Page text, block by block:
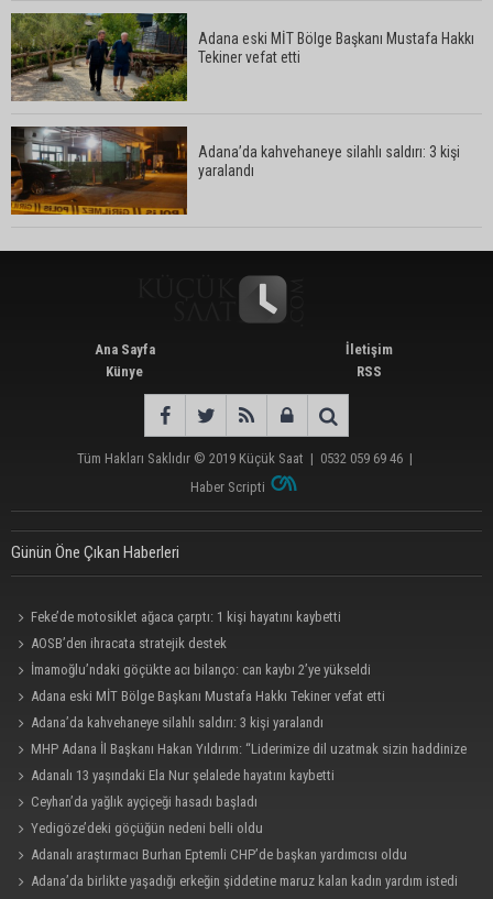
Adana’da kahvehaneye silahlı saldırı: 3 kişi
yaralandı
Çukurova Üniversitesi’nde Ar-Ge ve sanayi iş
Adana eski MİT Bölge Başkanı Mustafa Hakkı
Tekiner vefat etti
Adana’da kahvehaneye silahlı saldırı: 3 kişi
yaralandı
Ana Sayfa
Künye
İletişim
RSS
Tüm Hakları Saklıdır © 2019 Küçük Saat | 0532 059 69 46 |
Haber Scripti
Günün Öne Çıkan Haberleri
Feke’de motosiklet ağaca çarptı: 1 kişi hayatını kaybetti
AOSB’den ihracata stratejik destek
İmamoğlu’ndaki göçükte acı bilanço: can kaybı 2’ye yükseldi
Adana eski MİT Bölge Başkanı Mustafa Hakkı Tekiner vefat etti
Adana’da kahvehaneye silahlı saldırı: 3 kişi yaralandı
MHP Adana İl Başkanı Hakan Yıldırım: “Liderimize dil uzatmak sizin haddinize
değildir”
Adanalı 13 yaşındaki Ela Nur şelalede hayatını kaybetti
Ceyhan’da yağlık ayçiçeği hasadı başladı
Yedigöze’deki göçüğün nedeni belli oldu
Adanalı araştırmacı Burhan Eptemli CHP’de başkan yardımcısı oldu
Adana’da birlikte yaşadığı erkeğin şiddetine maruz kalan kadın yardım istedi